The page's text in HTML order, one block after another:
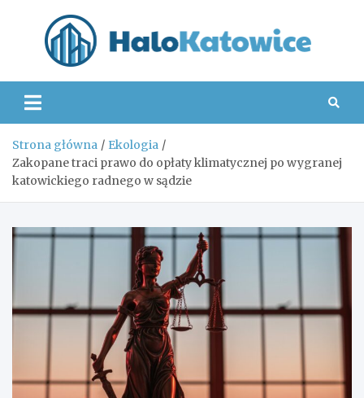
Strona główna
Ekologia
Zakopane traci prawo do opłaty klimatycznej po wygranej
katowickiego radnego w sądzie